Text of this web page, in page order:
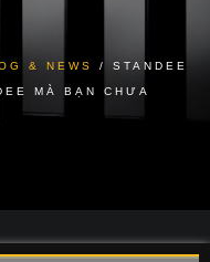
& NEWS / STANDEE
MÀ BẠN CHƯA